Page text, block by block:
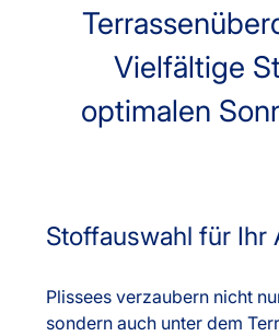
Vielfältige
optimalen
Stoffauswahl für Ihr
Plissees verzaubern nicht
sondern auch unter dem